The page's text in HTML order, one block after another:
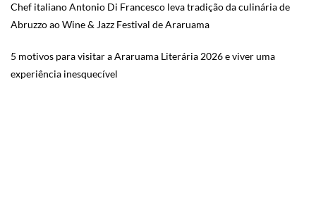
Chef italiano Antonio Di Francesco leva tradição da culinária de
Abruzzo ao Wine & Jazz Festival de Araruama
5 motivos para visitar a Araruama Literária 2026 e viver uma
experiência inesquecível